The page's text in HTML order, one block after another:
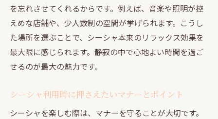
を忘れさせてくれるからです。例えば、音楽や照明が控
えめな店舗や、少人数制の空間が挙げられます。こうし
た場所を選ぶことで、シーシャ本来のリラックス効果を
最大限に感じられます。静寂の中で心地よい時間を過ご
せるのが最大の魅力です。
シーシャ利用時に押さえたいマナーとポイント
シーシャを楽しむ際は、マナーを守ることが大切です。